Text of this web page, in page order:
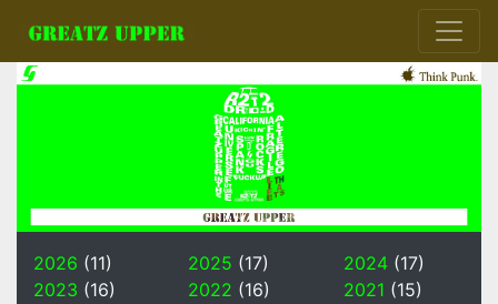
2026 (11) 2025 (17) 2024(17)
2023 (16) 2022 (16) 2021 (15)